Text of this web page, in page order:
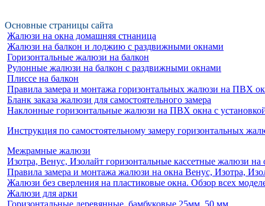
Основные страницы сайта
Жалюзи на окна домашняя стнаница
Жалюзи на балкон и лоджию c раздвижными окнами
Горизонтальные жалюзи на балкон
Рулонные жалюзи на балкон с раздвижными окнами
Плиссе на балкон
Правила замера и монтажа горизонтальных жалюзи на ПВХ
Бланк заказа жалюзи для самостоятельного замера
Наклонные горизонтальные жалюзи на ПВХ окна с
Инструкция по самостоятельному замеру горизонтальных
Межрамные жалюзи
Изотра, Венус, Изолайт горизонтальные кассетные жалюзи на
Правила замера и монтажа жалюзи на окна Венус, Изотра,
Жалюзи без сверления на пластиковые окна. Обзор всех
Жалюзи для арки
Горизонтальные деревянные, бамбуковые 25мм, 50 мм